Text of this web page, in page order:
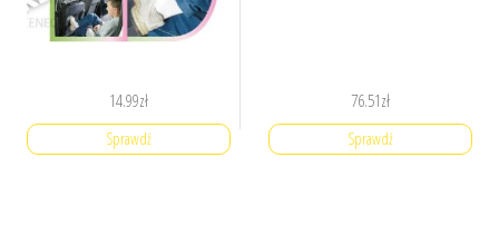
14.99zł
Sprawdź
76.51zł
Sprawdź